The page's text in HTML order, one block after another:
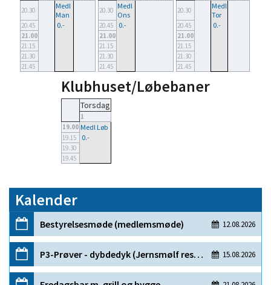
20.30
Medl
Man
20.45 0.-
21.00
21.15
21.30
21.45
20.30 Medl
Ons
20.45 0.-
21.00
21.15
21.30
21.45
20.30
Medl
Tor
20.45 0.-
21.00
21.15
21.30
21.45
Klubhuset/Løbebaner
Torsdag
1
19.00 Medl Løb
19.15 0.-
19.30
19.45
Kalender